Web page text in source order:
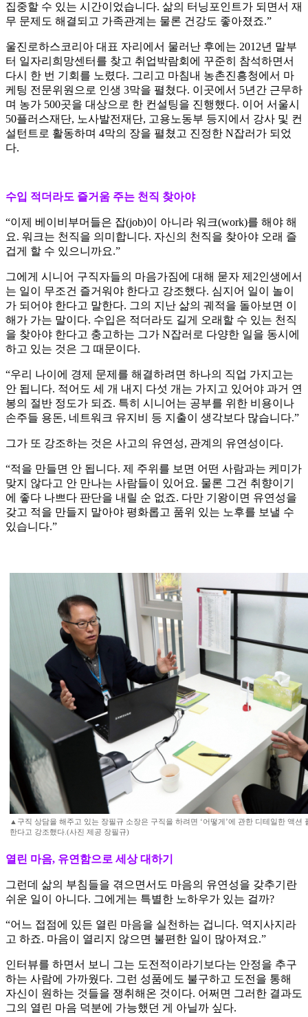
집중할 수 있는 시간이었습니다. 삶의 터닝포인트가 되면서 재
무 문제도 해결되고 가족관계는 물론 건강도 좋아졌죠.”
울진로하스코리아 대표 자리에서 물러난 후에는 2012년 말부
터 일자리희망센터를 찾고 취업박람회에 꾸준히 참석하면서
다시 한 번 기회를 노렸다. 그리고 마침내 농촌진흥청에서 마
케팅 전문위원으로 인생 3막을 펼쳤다. 이곳에서 5년간 근무하
며 농가 500곳을 대상으로 한 컨설팅을 진행했다. 이어 서울시
50플러스재단, 노사발전재단, 고용노동부 등지에서 강사 및 컨
설턴트로 활동하며 4막의 장을 펼쳤고 진정한 N잡러가 되었
다.
수입 적더라도 즐거움 주는 천직 찾아야
“이제 베이비부머들은 잡(job)이 아니라 워크(work)를 해야 해
요. 워크는 천직을 의미합니다. 자신의 천직을 찾아야 오래 즐
겁게 할 수 있으니까요.”
그에게 시니어 구직자들의 마음가짐에 대해 묻자 제2인생에서
는 일이 무조건 즐거워야 한다고 강조했다. 심지어 일이 놀이
가 되어야 한다고 말한다. 그의 지난 삶의 궤적을 돌아보면 이
해가 가는 말이다. 수입은 적더라도 길게 오래할 수 있는 천직
을 찾아야 한다고 충고하는 그가 N잡러로 다양한 일을 동시에
하고 있는 것은 그 때문이다.
“우리 나이에 경제 문제를 해결하려면 하나의 직업 가지고는
안 됩니다. 적어도 세 개 내지 다섯 개는 가지고 있어야 과거 연
봉의 절반 정도가 되죠. 특히 시니어는 공부를 위한 비용이나
손주들 용돈, 네트워크 유지비 등 지출이 생각보다 많습니다.”
그가 또 강조하는 것은 사고의 유연성, 관계의 유연성이다.
“적을 만들면 안 됩니다. 제 주위를 보면 어떤 사람과는 케미가
맞지 않다고 안 만나는 사람들이 있어요. 물론 그건 취향이기
에 좋다 나쁘다 판단을 내릴 순 없죠. 다만 기왕이면 유연성을
갖고 적을 만들지 말아야 평화롭고 품위 있는 노후를 보낼 수
있습니다.”
▲구직 상담을 해주고 있는 장필규 소장은 구직을 하려면 ‘어떻게’에 관한 디테일한 액션
한다고 강조했다.(사진 제공 장필규)
열린 마음, 유연함으로 세상 대하기
그런데 삶의 부침들을 겪으면서도 마음의 유연성을 갖추기란
쉬운 일이 아니다. 그에게는 특별한 노하우가 있는 걸까?
“어느 접점에 있든 열린 마음을 실천하는 겁니다. 역지사지라
고 하죠. 마음이 열리지 않으면 불편한 일이 많아져요.”
인터뷰를 하면서 보니 그는 도전적이라기보다는 안정을 추구
하는 사람에 가까웠다. 그런 성품에도 불구하고 도전을 통해
자신이 원하는 것들을 쟁취해온 것이다. 어쩌면 그러한 결과도
그의 열린 마음 덕분에 가능했던 게 아닐까 싶다.